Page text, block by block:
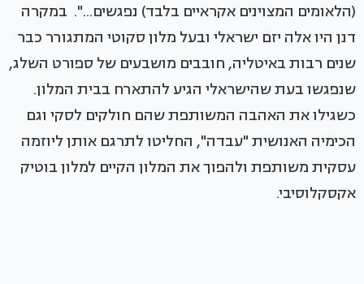
(הלאומים המצוינים אקראיים בלבד) נפגשים...". במקרה
דנן היו אלה יזם ישראלי ובעל מלון סקוטי המתגורר כבר
שנים רבות באיטליה, חובבים מושבעים של ספורט השלג,
שנפגשו בעת שהישראלי הגיע להתארח בבית המלון.
כשגילו את האהבה המשותפת שהם חולקים לסקי וגם
הכימיה האנושית "עבדה", החליטו לתרגם אותן ליוזמה
עסקית משותפת ולהפוך את המלון הקיים למלון בוטיק
אקסקלוסיבי.